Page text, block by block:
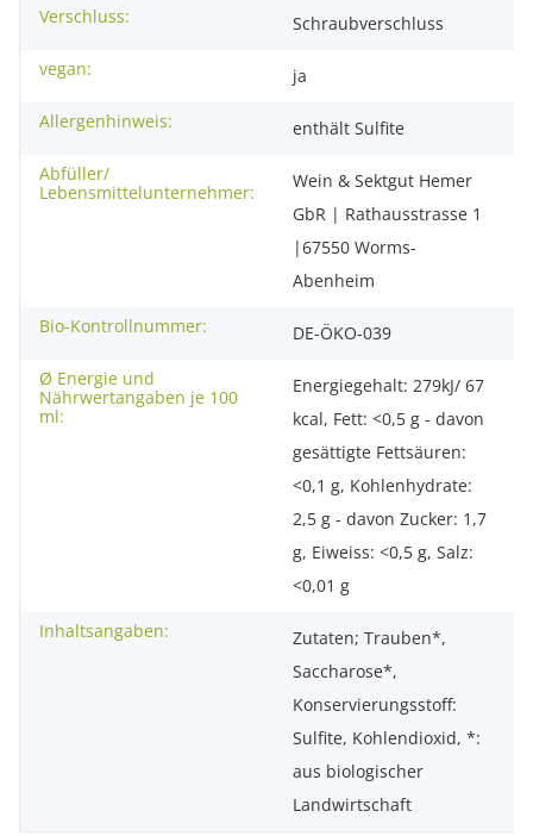
Verschluss:
Schraubverschluss
vegan:
ja
Allergenhinweis:
enthält Sulfite
Abfüller/
Lebensmittelunternehmer:
Wein & Sektgut Hemer
GbR | Rathausstrasse 1
|67550 Worms-
Abenheim
Bio-Kontrollnummer:
DE-ÖKO-039
Ø Energie und
Nährwertangaben je 100
ml:
Energiegehalt: 279kJ/ 67
kcal, Fett: <0,5 g - davon
gesättigte Fettsäuren:
<0,1 g, Kohlenhydrate:
2,5 g - davon Zucker: 1,7
g, Eiweiss: <0,5 g, Salz:
<0,01 g
Inhaltsangaben:
Zutaten; Trauben*,
Saccharose*,
Konservierungsstoff:
Sulfite, Kohlendioxid, *:
aus biologischer
Landwirtschaft